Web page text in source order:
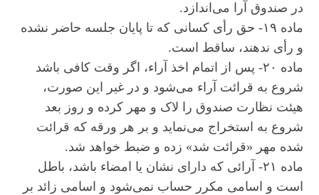
در صندوق آرا می‌اندازد.
ماده ۱۹- حق رأی کسانی که تا پایان جلسه حاضر نشده
و رأی ندهند، ساقط است.
ماده ۲۰- پس از اتمام اخذ آراء، اگر وقت کافی باشد
شروع به قرائت آراء می‌شود و در غیر این صورت،
هیئت نظارت صندوق را لاک و مهر کرده و روز بعد
شروع به استخراج می‌نماید و بر هر ورقه که قرائت
شده مهر «قرائت شد» زده و ضبط خواهد شد.
ماده ۲۱- آرائی که دارای نشان یا امضاء باشد، باطل
است و اسامی مکرر حساب نمی‌شود و اسامی زائد بر